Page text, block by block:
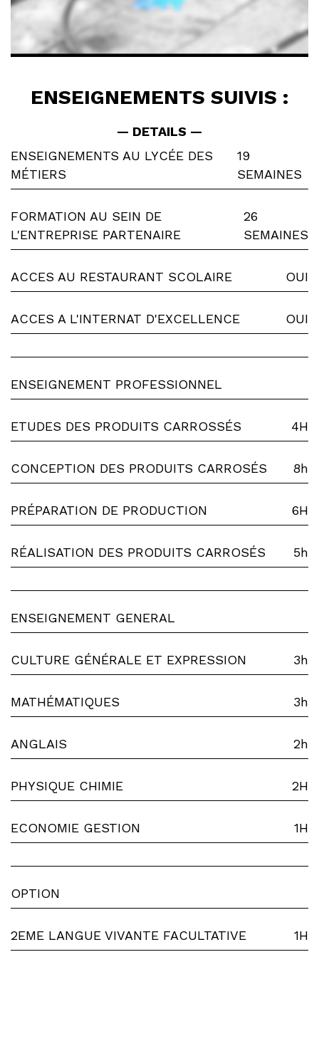
ENSEIGNEMENTS SUIVIS :
— DETAILS —
ENSEIGNEMENTS AU LYCÉE DES
MÉTIERS
19
SEMAINES
FORMATION AU SEIN DE
L'ENTREPRISE PARTENAIRE
26
SEMAINES
ACCES AU RESTAURANT SCOLAIRE OUI
ACCES A L'INTERNAT D'EXCELLENCE OUI
ENSEIGNEMENT PROFESSIONNEL
ETUDES DES PRODUITS CARROSSÉS 4H
CONCEPTION DES PRODUITS CARROSÉS 8h
PRÉPARATION DE PRODUCTION 6H
RÉALISATION DES PRODUITS CARROSÉS 5h
ENSEIGNEMENT GENERAL
CULTURE GÉNÉRALE ET EXPRESSION 3h
MATHÉMATIQUES 3h
ANGLAIS 2h
PHYSIQUE CHIMIE 2H
ECONOMIE GESTION 1H
OPTION
2EME LANGUE VIVANTE FACULTATIVE 1H